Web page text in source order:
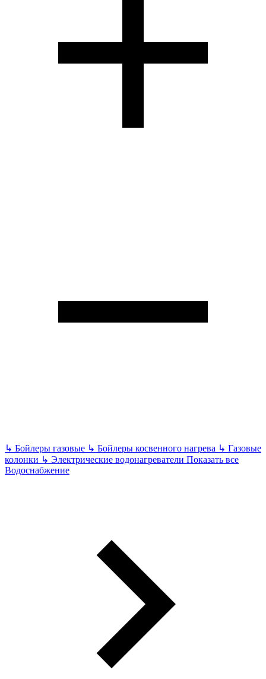
↳ Бойлеры газовые ↳ Бойлеры косвенного нагрева ↳ Газовые
колонки ↳ Электрические водонагреватели Показать все
Водоснабжение